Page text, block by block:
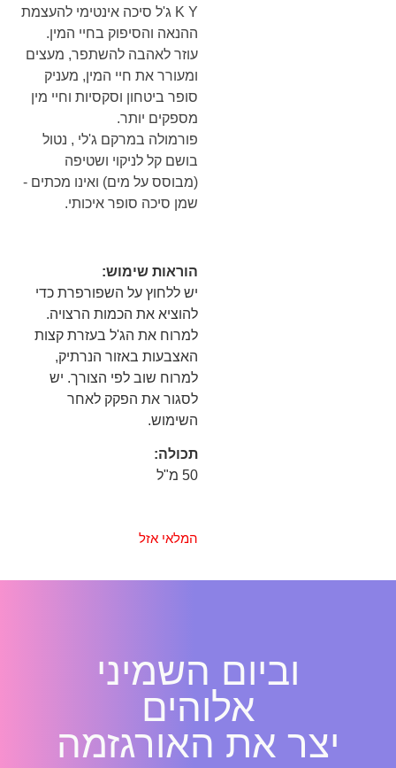
K Y ג'ל סיכה אינטימי להעצמת
ההנאה והסיפוק בחיי המין.
עוזר לאהבה להשתפר, מעצים
ומעורר את חיי המין, מעניק
סופר ביטחון וסקסיות וחיי מין
מספקים יותר.
פורמולה במרקם ג'לי , נטול
בושם קל לניקוי ושטיפה
(מבוסס על מים) ואינו מכתים -
שמן סיכה סופר איכותי.
הוראות שימוש:
יש ללחוץ על השפורפרת כדי
להוציא את הכמות הרצויה.
למרוח את הג'ל בעזרת קצות
האצבעות באזור הנרתיק,
למרוח שוב לפי הצורך. יש
לסגור את הפקק לאחר
השימוש.
תכולה:
50 מ"ל
המלאי אזל
וביום השמיני
אלוהים
יצר את האורגזמה